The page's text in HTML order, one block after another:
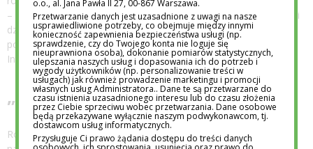
– Rolą dorosłego nie jest usuwanie wszystkich przeszkód z drogi
dziecka, ale towarzyszenie mu w ich pokonywaniu –
podsumowuje Anna Zięba, dyrektor przedszkola Academy
International Centrum
„Pozwól mi spróbować”
Rozwój nie przebiega w idealnych warunkach, dlatego
o.o., al. Jana Pawła II 27, 00-867 Warszawa.
Przetwarzanie danych jest uzasadnione z uwagi na nasze
usprawiedliwione potrzeby, co obejmuje między innymi
konieczność zapewnienia bezpieczeństwa usługi (np.
sprawdzenie, czy do Twojego konta nie loguje się
nieuprawniona osoba), dokonanie pomiarów statystycznych,
ulepszania naszych usług i dopasowania ich do potrzeb i
wygody użytkowników (np. personalizowanie treści w
usługach) jak również prowadzenie marketingu i promocji
własnych usług Administratora.. Dane te są przetwarzane do
czasu istnienia uzasadnionego interesu lub do czasu złożenia
przez Ciebie sprzeciwu wobec przetwarzania. Dane osobowe
będą przekazywane wyłącznie naszym podwykonawcom, tj.
dostawcom usług informatycznych.
Przysługuje Ci prawo żądania dostępu do treści danych
osobowych, ich sprostowania, usunięcia oraz prawo do